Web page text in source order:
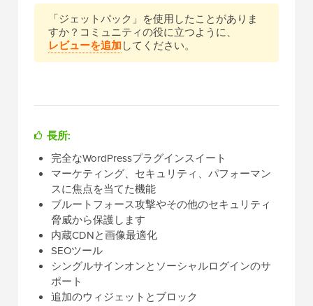
「ジェットパック」を使用したことがありま
すか？コミュニティの役に立つように、
レビューを追加してください。
長所:
完全なWordPressプラグインスイート
マーケティング、セキュリティ、パフォーマン
スに焦点を当てた機能
ブルートフォース攻撃やその他のセキュリティ
脅威から保護します
内蔵CDNと画像最適化
SEOツール
シングルサインオンとソーシャルログインのサ
ポート
追加のウィジェットとブロック